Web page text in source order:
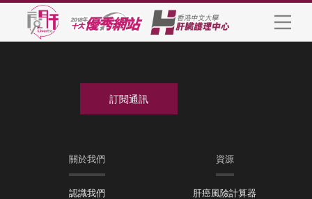
關於我們
認識我們
資源
肝癌風險計算器